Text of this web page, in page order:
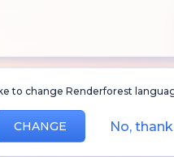
to change Renderforest
CHANGE No,
SieKI-
und